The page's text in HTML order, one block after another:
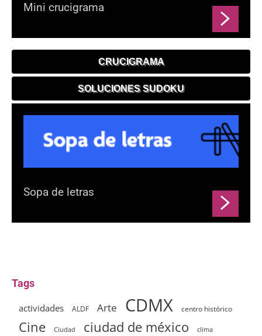
Mini crucigrama
CRUCIGRAMA
SOLUCIONES SUDOKU
Sopa de letras
Tags
actividades ALDF Arte CDMX centro histórico
Cine Ciudad ciudad de méxico clima